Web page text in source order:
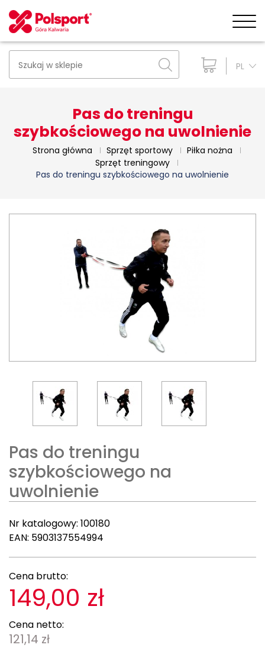
PL
Pas do treningu
szybkościowego na uwolnienie
Strona główna Sprzęt sportowy
Piłka nożna
Sprzęt treningowy
Pas do treningu szybkościowego na uwolnienie
Pas do treningu
szybkościowego na
uwolnienie
Nr katalogowy: 100180
EAN: 5903137554994
Cena brutto:
149,00 zł
Cena netto:
121,14 zł